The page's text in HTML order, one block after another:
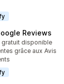
Reviews
gratuit disponible
grâce aux Avis